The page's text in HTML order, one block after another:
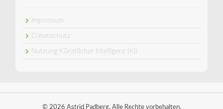
Impressum
Datenschutz
Nutzung Künstlicher Intelligenz (KI)
© 2026 Astrid Padberg. Alle Rechte vorbehalten.